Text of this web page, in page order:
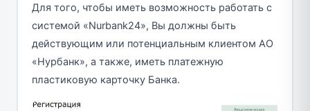
Для того, чтобы иметь возможность работать с
системой «Nurbank24», Вы должны быть
действующим или потенциальным клиентом АО
«Нурбанк», а также, иметь платежную
пластиковую карточку Банка.